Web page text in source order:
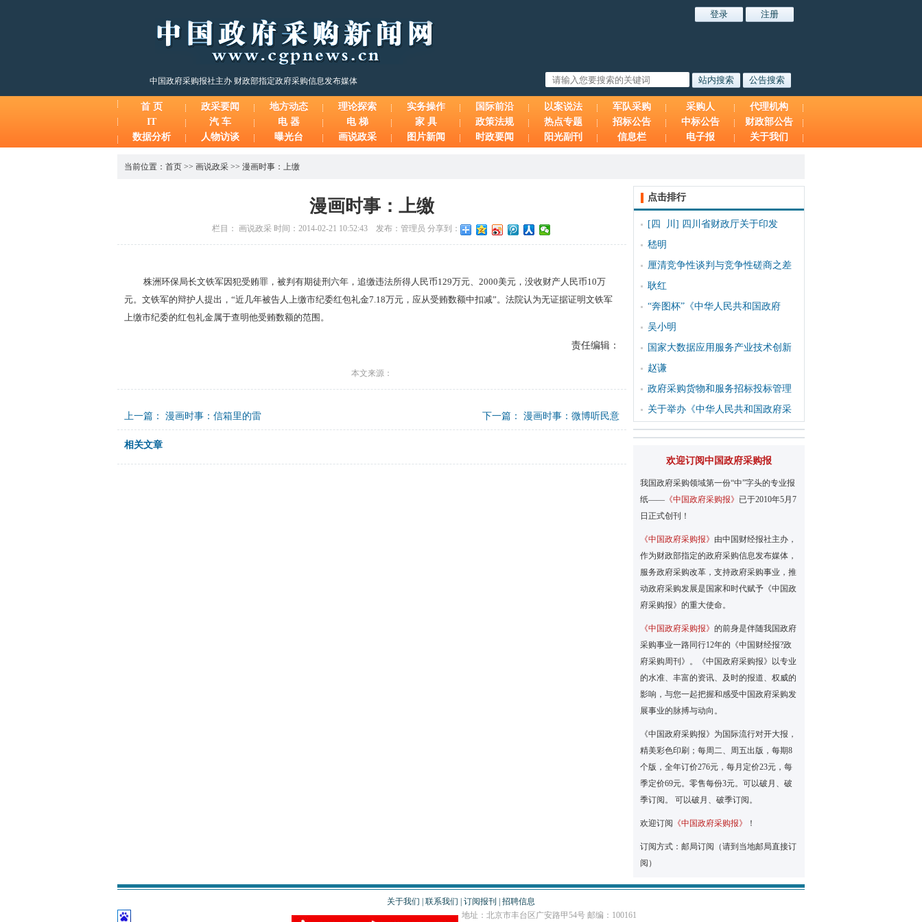
中国政府采购报社主办 财政部指定政府采购信息发布媒体
首 页 政采要闻 地方动态 理论探索 实务操作 国际前沿 以案说法 军队采购 采购人
代理机构
IT
汽 车 电 器 电 梯 家 具 政策法规 热点专题 招标公告 中标公告
财政部公告
数据分析
人物访谈 曝光台 画说政采 图片新闻 时政要闻 阳光副刊 信息栏 电子报 关于我们
当前位置： 首页 >> 画说政采 >> 漫画时事：上缴
漫画时事：上缴
栏目： 画说政采 时间：2014-02-21 10:52:43 发布：管理员 分享到：
株洲环保局长文铁军因犯受贿罪，被判有期徒刑六年，追缴违法所得人民币129万元、2000美元，没收财产人民币10万
元。文铁军的辩护人提出，“近几年被告人上缴市纪委红包礼金7.18万元，应从受贿数额中扣减”。法院认为无证据证明文铁军
上缴市纪委的红包礼金属于查明他受贿数额的范围。
责任编辑：
本文来源：
下一篇： 漫画时事：微博听民意
上一篇： 漫画时事：信箱里的雷
相关文章
点击排行
[四 川] 四川省财政厅关于印发
嵇明
厘清竞争性谈判与竞争性磋商之差
耿红
“奔图杯”《中华人民共和国政府
吴小明
国家大数据应用服务产业技术创新
赵谦
政府采购货物和服务招标投标管理
关于举办《中华人民共和国政府采
欢迎订阅中国政府采购报
我国政府采购领域第一份“中”字头的专业报
纸—— 《中国政府采购报》 已于2010年5月7
日正式创刊！
《中国政府采购报》 由中国财经报社主办，
作为财政部指定的政府采购信息发布媒体，
服务政府采购改革，支持政府采购事业，推
动政府采购发展是国家和时代赋予《中国政
府采购报》的重大使命。
《中国政府采购报》 的前身是伴随我国政府
采购事业一路同行12年的《中国财经报?政
府采购周刊》。《中国政府采购报》以专业
的水准、丰富的资讯、及时的报道、权威的
影响，与您一起把握和感受中国政府采购发
展事业的脉搏与动向。
《中国政府采购报》为国际流行对开大报，
精美彩色印刷；每周二、周五出版，每期8
个版，全年订价276元，每月定价23元，每
季定价69元。零售每份3元。可以破月、破
季订阅。 可以破月、破季订阅。
欢迎订阅 《中国政府采购报》 ！
订阅方式：邮局订阅（请到当地邮局直接订
阅）
关于我们 联系我们 订阅报刊
招聘信息
地址：北京市丰台区广安路甲54号 邮编：100161